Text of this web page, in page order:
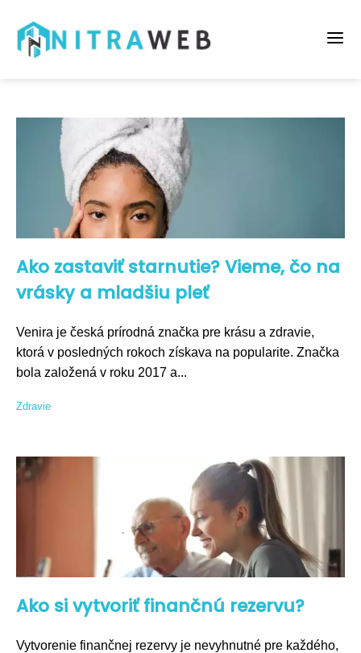
Ako zastaviť starnutie? Vieme, čo na
vrásky a mladšiu pleť
Venira je česká prírodná značka pre krásu a zdravie,
ktorá v posledných rokoch získava na popularite. Značka
bola založená v roku 2017 a...
Zdravie
Ako si vytvoriť finančnú rezervu?
Vytvorenie finančnej rezervy je nevyhnutné pre každého,